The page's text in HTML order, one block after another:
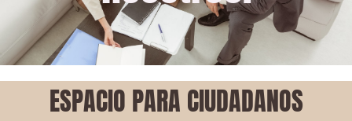
ESPACIO PARA CIUDADANOS